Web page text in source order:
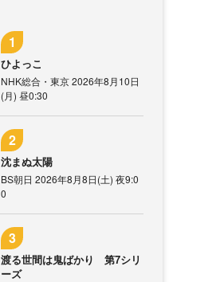
ひよっこ
NHK総合・東京 2026年8月10日
(月) 昼0:30
沈まぬ太陽
BS朝日 2026年8月8日(土) 夜9:0
0
渡る世間は鬼ばかり 第7シリ
ーズ